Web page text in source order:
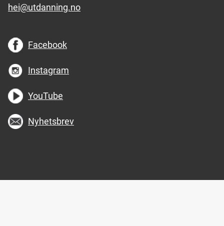
hei@utdanning.no
Facebook
Instagram
YouTube
Nyhetsbrev